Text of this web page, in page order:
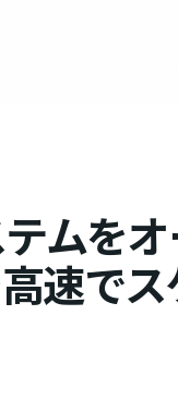
ムを
速で